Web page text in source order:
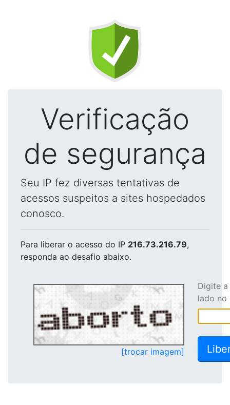
Verificação
de segurança
Seu IP fez diversas tentativas de
acessos suspeitos a sites hospedados
conosco.
Para liberar o acesso do IP 216.73.216.79,
responda ao desafio abaixo.
[trocar imagem]
Digite
lado no